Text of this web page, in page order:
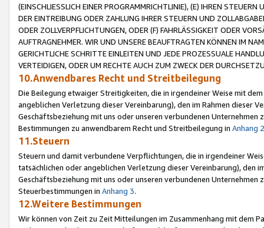
(EINSCHLIESSLICH EINER PROGRAMMRICHTLINIE), (E) IHREN
DER EINTREIBUNG ODER ZAHLUNG IHRER STEUERN UND
ODER ZOLLVERPFLICHTUNGEN, ODER (F) FAHRLÄSSIGKEIT ODER
AUFTRAGNEHMER. WIR UND UNSERE BEAUFTRAGTEN KÖNNEN IM
GERICHTLICHE SCHRITTE EINLEITEN UND JEDE PROZESSUALE
VERTEIDIGEN, ODER UM RECHTE AUCH ZUM ZWECK DER
10.Anwendbares Recht und Streitbeilegung
Die Beilegung etwaiger Streitigkeiten, die in irgendeiner Weise mit
angeblichen Verletzung dieser Vereinbarung), den im Rahmen dieser
Geschäftsbeziehung mit uns oder unseren verbundenen
Bestimmungen zu anwendbarem Recht und Streitbeilegung in Anhang 2
11.Steuern
Steuern und damit verbundene Verpflichtungen, die in irgendeiner
tatsächlichen oder angeblichen Verletzung dieser Vereinbarung), den
Geschäftsbeziehung mit uns oder unseren verbundenen
Steuerbestimmungen in Anhang 3.
12.Weitere Bestimmungen
Wir können von Zeit zu Zeit Mitteilungen im Zusammenhang mit dem